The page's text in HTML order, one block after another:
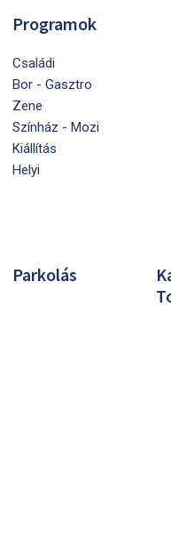
Programok
Családi
Bor - Gasztro
Zene
Színház - Mozi
Kiállítás
Helyi
Parkolás